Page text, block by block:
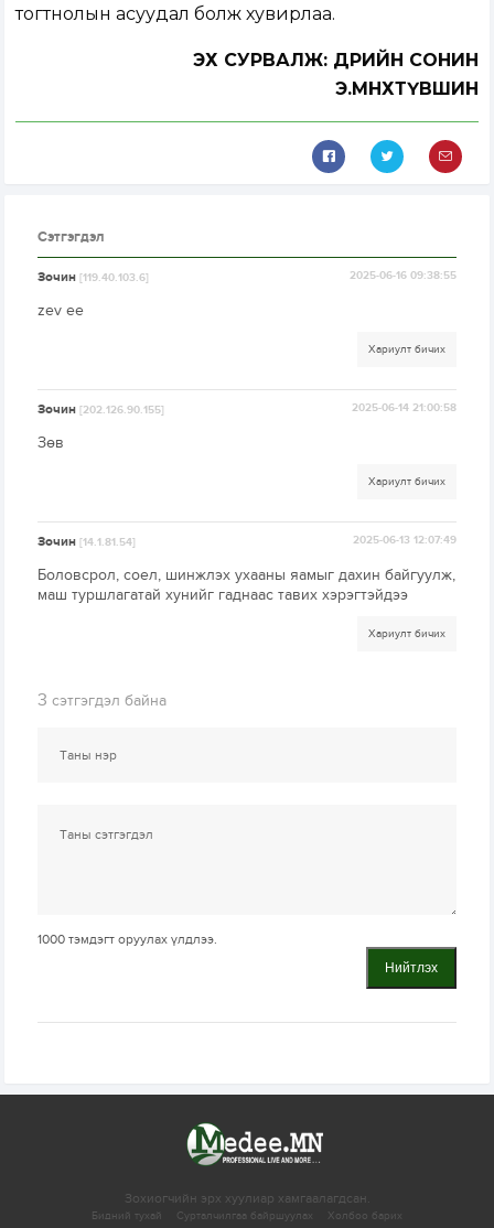
тогтнолын асуудал болж хувирлаа.
ЭХ СУРВАЛЖ: ӨДРИЙН СОНИН
Э.МӨНХТҮВШИН
Сэтгэгдэл
Зочин[119.40.103.6] 2025-06-16 09:38:55
zev ee
Хариулт бичих
Зочин[202.126.90.155] 2025-06-14 21:00:58
Зөв
Хариулт бичих
Зочин[14.1.81.54] 2025-06-13 12:07:49
Боловсрол, соел, шинжлэх ухааны яамыг дахин байгуулж,
маш туршлагатай хунийг гаднаас тавих хэрэгтэйдээ
Хариулт бичих
3 сэтгэгдэл байна
1000 тэмдэгт оруулах үлдлээ.
Нийтлэх
Зохиогчийн эрх хуулиар хамгаалагдсан.
Бидний тухай Сурталчилгаа байршуулах Холбоо барих